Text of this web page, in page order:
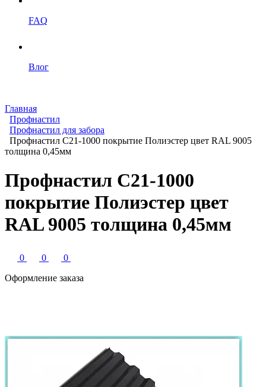
FAQ
Влог
Главная
Профнастил
Профнастил для забора
Профнастил С21-1000 покрытие Полиэстер цвет RAL 9005
толщина 0,45мм
Профнастил С21-1000
покрытие Полиэстер цвет
RAL 9005 толщина 0,45мм
0 0
0
Оформление заказа